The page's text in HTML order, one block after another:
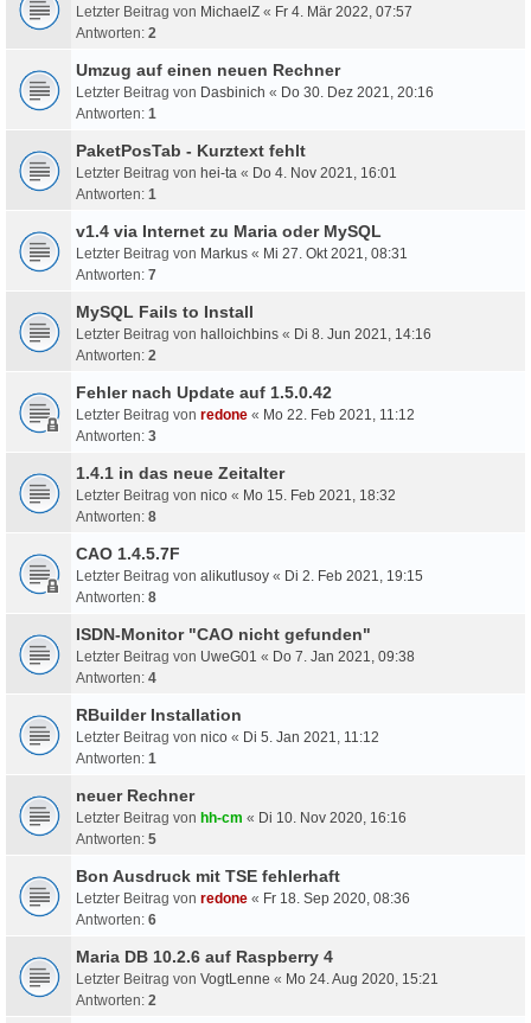
Letzter Beitrag von MichaelZ « Fr 4. Mär 2022, 07:57
Antworten: 2
Umzug auf einen neuen Rechner
Letzter Beitrag von Dasbinich « Do 30. Dez 2021, 20:16
Antworten: 1
PaketPosTab - Kurztext fehlt
Letzter Beitrag von hei-ta « Do 4. Nov 2021, 16:01
Antworten: 1
v1.4 via Internet zu Maria oder MySQL
Letzter Beitrag von Markus « Mi 27. Okt 2021, 08:31
Antworten: 7
MySQL Fails to Install
Letzter Beitrag von halloichbins « Di 8. Jun 2021, 14:16
Antworten: 2
Fehler nach Update auf 1.5.0.42
Letzter Beitrag von redone « Mo 22. Feb 2021, 11:12
Antworten: 3
1.4.1 in das neue Zeitalter
Letzter Beitrag von nico « Mo 15. Feb 2021, 18:32
Antworten: 8
CAO 1.4.5.7F
Letzter Beitrag von alikutlusoy « Di 2. Feb 2021, 19:15
Antworten: 8
ISDN-Monitor "CAO nicht gefunden"
Letzter Beitrag von UweG01 « Do 7. Jan 2021, 09:38
Antworten: 4
RBuilder Installation
Letzter Beitrag von nico « Di 5. Jan 2021, 11:12
Antworten: 1
neuer Rechner
Letzter Beitrag von hh-cm « Di 10. Nov 2020, 16:16
Antworten: 5
Bon Ausdruck mit TSE fehlerhaft
Letzter Beitrag von redone « Fr 18. Sep 2020, 08:36
Antworten: 6
Maria DB 10.2.6 auf Raspberry 4
Letzter Beitrag von VogtLenne « Mo 24. Aug 2020, 15:21
Antworten: 2